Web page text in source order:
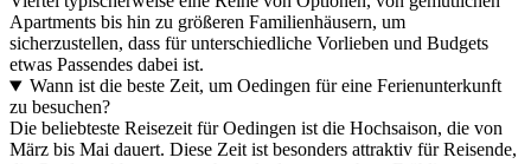
Apartments bis hin zu größeren Familienhäusern, um
sicherzustellen, dass für unterschiedliche Vorlieben und Budgets
etwas Passendes dabei ist.
Wann ist die beste Zeit, um Oedingen für eine Ferienunterkunft
zu besuchen?
Die beliebteste Reisezeit für Oedingen ist die Hochsaison, die von
März bis Mai dauert. Diese Zeit ist besonders attraktiv für Reisende,